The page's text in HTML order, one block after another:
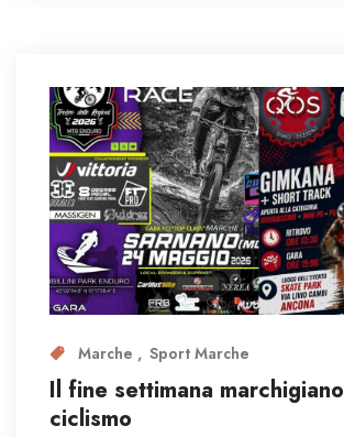
Marche Sport Marche
Il fine settimana
ciclismo